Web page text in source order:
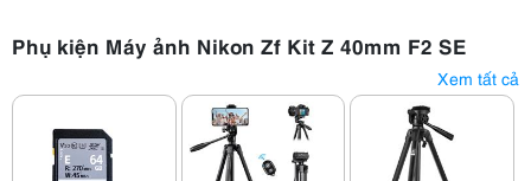
Phụ kiện Máy ảnh Nikon Zf Kit Z 40mm F2 SE
Xem tất cả